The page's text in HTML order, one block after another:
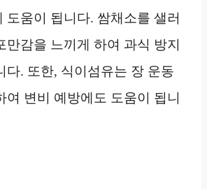
도움이 됩니다. 쌈채소를 샐러
만감을 느끼게 하여 과식 방지
다. 또한, 식이섬유는 장 운동
여 변비 예방에도 도움이 됩니